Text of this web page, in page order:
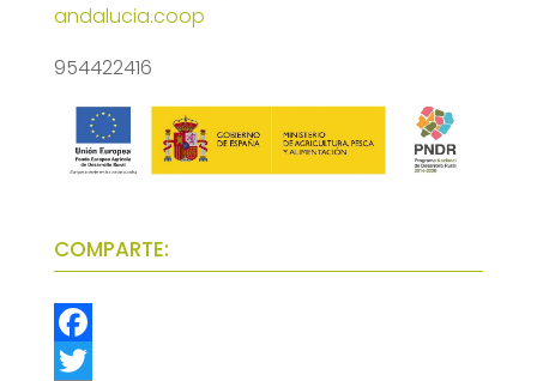
andalucia.coop
954422416
COMPARTE:
F